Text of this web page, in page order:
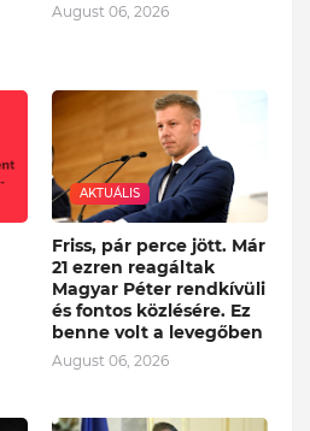
August 06, 2026
AKTUÁLIS
Friss, pár perce jött. Már
21 ezren reagáltak
Magyar Péter rendkívüli
és fontos közlésére. Ez
benne volt a levegőben
August 06, 2026